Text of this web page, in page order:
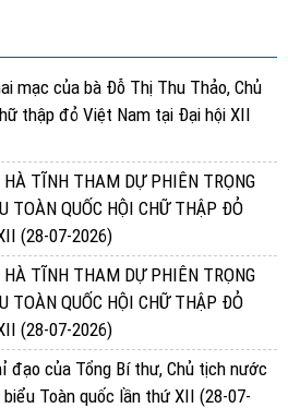
mạc của bà Đỗ Thị Thu Thảo, Chủ
thập đỏ Việt Nam tại Đại hội XII
TĨNH THAM DỰ PHIÊN TRỌNG
TOÀN QUỐC HỘI CHỮ THẬP ĐỎ
(28-07-2026)
TĨNH THAM DỰ PHIÊN TRỌNG
TOÀN QUỐC HỘI CHỮ THẬP ĐỎ
(28-07-2026)
đạo của Tổng Bí thư, Chủ tịch nước
Toàn quốc lần thứ XII (28-07-